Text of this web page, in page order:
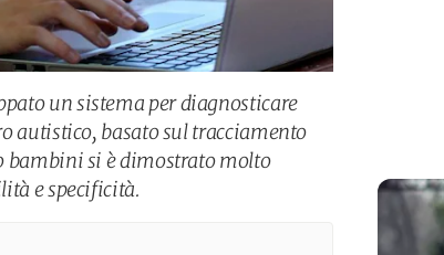
un sistema per diagnosticare
autistico, basato sul tracciamento
bambini si è dimostrato molto
e specificità.